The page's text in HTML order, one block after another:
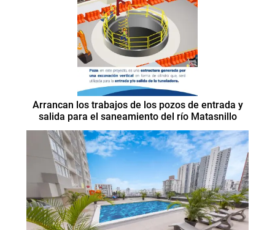
Arrancan los trabajos de los pozos de entrada y
salida para el saneamiento del río Matasnillo